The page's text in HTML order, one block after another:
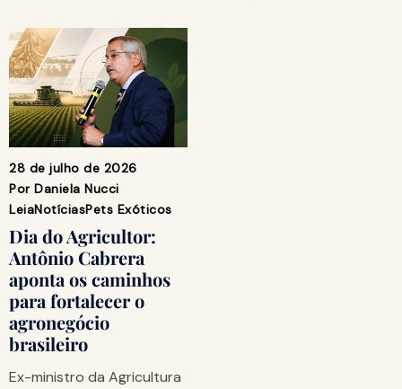
28 de julho de 2026
Por Daniela Nucci
LeiaNotíciasPets Exóticos
Dia do Agricultor:
Antônio Cabrera
aponta os caminhos
para fortalecer o
agronegócio
brasileiro
Ex-ministro da Agricultura